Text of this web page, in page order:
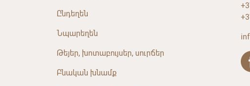
Ընդեղեն
Նպարեղեն
Թեյեր, խոտաբույսեր, սուրճեր
Բնական խնամք